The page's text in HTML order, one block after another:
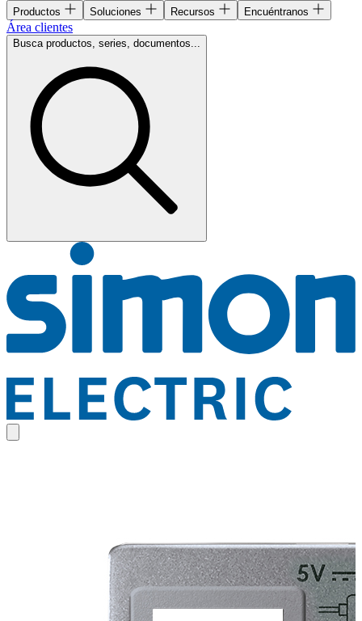
Productos Soluciones Recursos Encuéntranos
Área clientes
Busca productos, series, documentos...